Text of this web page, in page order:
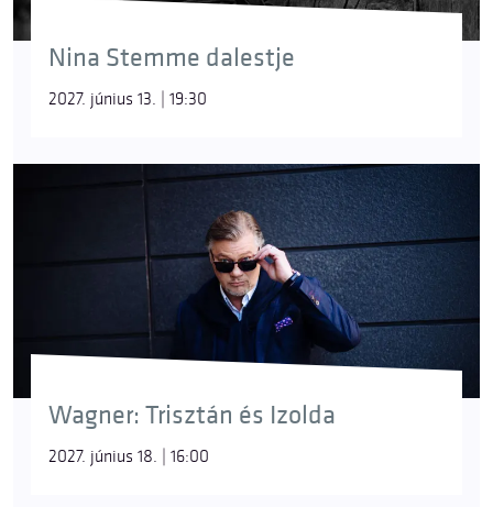
Nina Stemme dalestje
2027. június 13. | 19:30
Wagner: Trisztán és Izolda
2027. június 18. | 16:00